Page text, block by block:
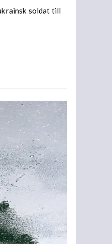
soldat till